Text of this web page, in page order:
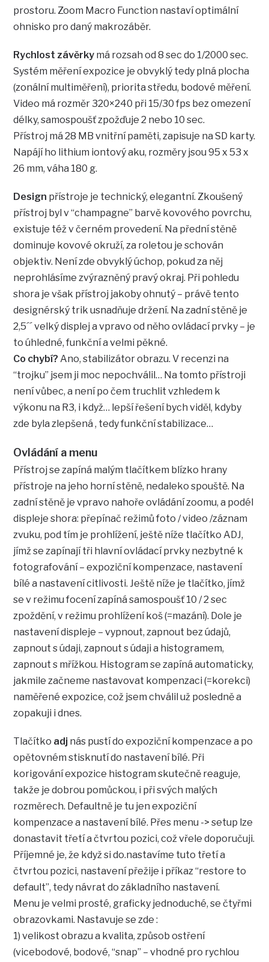
prostoru. Zoom Macro Function nastaví optimální
ohnisko pro daný makrozáběr.
Rychlost závěrky má rozsah od 8 sec do 1/2000 sec.
Systém měření expozice je obvyklý tedy plná plocha
(zonální multiměření), priorita středu, bodové měření.
Video má rozměr 320×240 při 15/30 fps bez omezení
délky, samospoušť zpožďuje 2 nebo 10 sec.
Přístroj má 28 MB vnitřní paměti, zapisuje na SD karty.
Napájí ho lithium iontový aku, rozměry jsou 95 x 53 x
26 mm, váha 180 g.
Design přístroje je technický, elegantní. Zkoušený
přístroj byl v “champagne” barvě kovového povrchu,
existuje též v černém provedení. Na přední stěně
dominuje kovové okruží, za roletou je schován
objektiv. Není zde obvyklý úchop, pokud za něj
neprohlásíme zvýrazněný pravý okraj. Při pohledu
shora je však přístroj jakoby ohnutý – právě tento
designérský trik usnadňuje držení. Na zadní stěně je
2,5´´ velký displej a vpravo od něho ovládací prvky – je
to úhledné, funkční a velmi pěkné.
Co chybí? Ano, stabilizátor obrazu. V recenzi na
“trojku” jsem ji moc nepochválil… Na tomto přístroji
není vůbec, a není po čem truchlit vzhledem k
výkonu na R3, i když… lepší řešení bych viděl, kdyby
zde byla zlepšená , tedy funkční stabilizace…
Ovládání a menu
Přístroj se zapíná malým tlačítkem blízko hrany
přístroje na jeho horní stěně, nedaleko spouště. Na
zadní stěně je vpravo nahoře ovládání zoomu, a podél
displeje shora: přepínač režimů foto / video /záznam
zvuku, pod tím je prohlížení, ještě níže tlačítko ADJ,
jímž se zapínají tři hlavní ovládací prvky nezbytné k
fotografování – expoziční kompenzace, nastavení
bílé a nastavení citlivosti. Ještě níže je tlačítko, jímž
se v režimu focení zapíná samospoušť 10 / 2 sec
zpoždění, v režimu prohlížení koš (=mazání). Dole je
nastavení displeje – vypnout, zapnout bez údajů,
zapnout s údaji, zapnout s údaji a histogramem,
zapnout s mřížkou. Histogram se zapíná automaticky,
jakmile začneme nastavovat kompenzaci (=korekci)
naměřené expozice, což jsem chválil už posledně a
zopakuji i dnes.
Tlačítko adj nás pustí do expoziční kompenzace a po
opětovném stisknutí do nastavení bílé. Při
korigování expozice histogram skutečně reaguje,
takže je dobrou pomůckou, i při svých malých
rozměrech. Defaultně je tu jen expoziční
kompenzace a nastavení bílé. Přes menu -> setup lze
donastavit třetí a čtvrtou pozici, což vřele doporučuji.
Příjemné je, že když si do.nastavíme tuto třetí a
čtvrtou pozici, nastavení přežije i příkaz “restore to
default”, tedy návrat do základního nastavení.
Menu je velmi prosté, graficky jednoduché, se čtyřmi
obrazovkami. Nastavuje se zde :
1) velikost obrazu a kvalita, způsob ostření
(vicebodové, bodové, “snap” – vhodné pro rychlou